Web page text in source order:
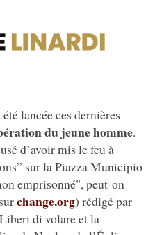
été lancée ces dernières
du jeune homme.
d’avoir mis le feu à
sur la Piazza Municipio
emprisonné", peut-on
change.org) rédigé par
di volare et la